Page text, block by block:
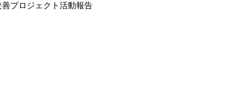
プロジェクト活動報告